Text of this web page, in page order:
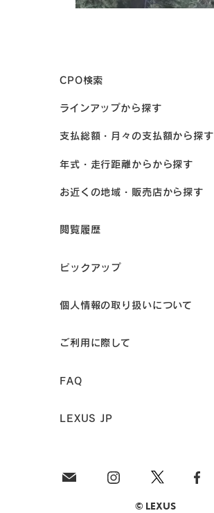
CPO検索
ラインアップから探す
支払総額・月々の支払額から探す
年式・走行距離からから探す
お近くの地域・販売店から探す
閲覧履歴
ピックアップ
個人情報の取り扱いについて
ご利用に際して
FAQ
LEXUS JP
© LEXUS